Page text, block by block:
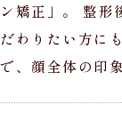
ン矯正」。 整形
だわりたい方に
で、顔全体の印